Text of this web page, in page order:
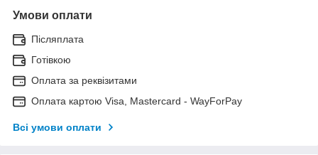
Умови оплати
Післяплата
Готівкою
Оплата за реквізитами
Оплата картою Visa, Mastercard - WayForPay
Всі умови оплати